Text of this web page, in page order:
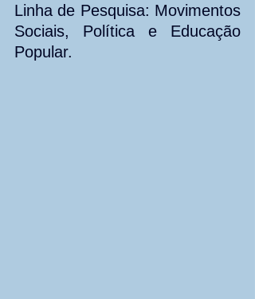
Linha de Pesquisa: Movimentos
Sociais, Política e Educação
Popular.